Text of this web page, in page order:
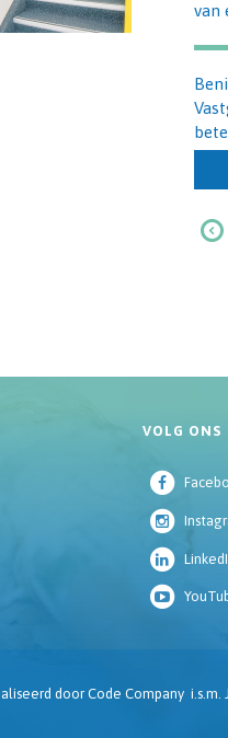
van
VOLG ONS
door Code Company i.s.m.